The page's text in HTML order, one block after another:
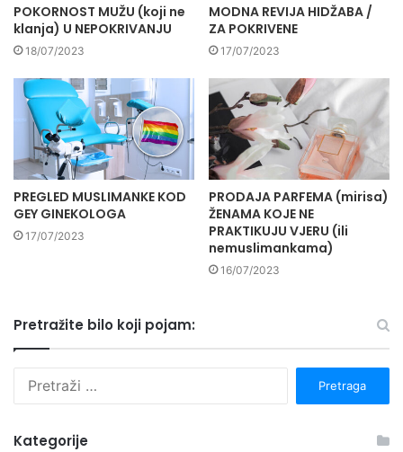
POKORNOST MUŽU (koji ne
klanja) U NEPOKRIVANJU
18/07/2023
MODNA REVIJA HIDŽABA /
ZA POKRIVENE
17/07/2023
PREGLED MUSLIMANKE KOD
GEY GINEKOLOGA
17/07/2023
PRODAJA PARFEMA (mirisa)
ŽENAMA KOJE NE
PRAKTIKUJU VJERU (ili
nemuslimankama)
16/07/2023
Pretražite bilo koji pojam:
Kategorije